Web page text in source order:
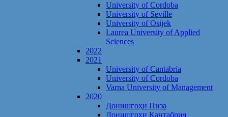
University of Cordoba
University of Seville
University of Osijek
Laurea University of Applied
Sciences
2022
2021
University of Cantabria
University of Cordoba
Varna University of Management
2020
Донишгоҳи Пиза
Донишгоҳи Кантабрия